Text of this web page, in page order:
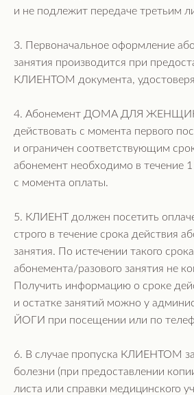
и не подлежит передаче третьим
3. Первоначальное оформление
занятия производится при
КЛИЕНТОМ документа,
4. Абонемент ДОМА ДЛЯ ЖЕНЩИН
действовать с момента первого
и ограничен соответствующим
абонемент необходимо в течение
с момента оплаты.
5. КЛИЕНТ должен посетить
строго в течение срока действия
занятия. По истечении такого
абонемента/разового занятия не
Получить информацию о сроке
и остатке занятий можно у
ЙОГИ при посещении или по
6. В случае пропуска КЛИЕНТОМ
болезни (при предоставлении
листа или справки медицинского